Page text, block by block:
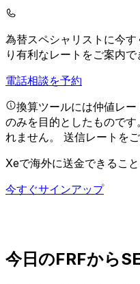
為替スペシャリストに今す
り有利なレートをご案内で
電話相談を予約
換算ツールには仲値レ
のみを目的としたもので
れません。 送信レートを
Xeで海外に送金できるこ
今すぐサインアップ
今日のFRFから